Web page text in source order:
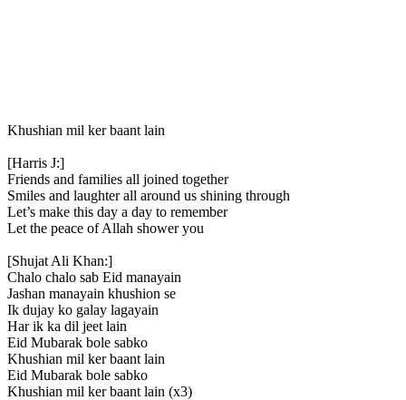
Khushian mil ker baant lain
[Harris J:]
Friends and families all joined together
Smiles and laughter all around us shining through
Let’s make this day a day to remember
Let the peace of Allah shower you
[Shujat Ali Khan:]
Chalo chalo sab Eid manayain
Jashan manayain khushion se
Ik dujay ko galay lagayain
Har ik ka dil jeet lain
Eid Mubarak bole sabko
Khushian mil ker baant lain
Eid Mubarak bole sabko
Khushian mil ker baant lain (x3)